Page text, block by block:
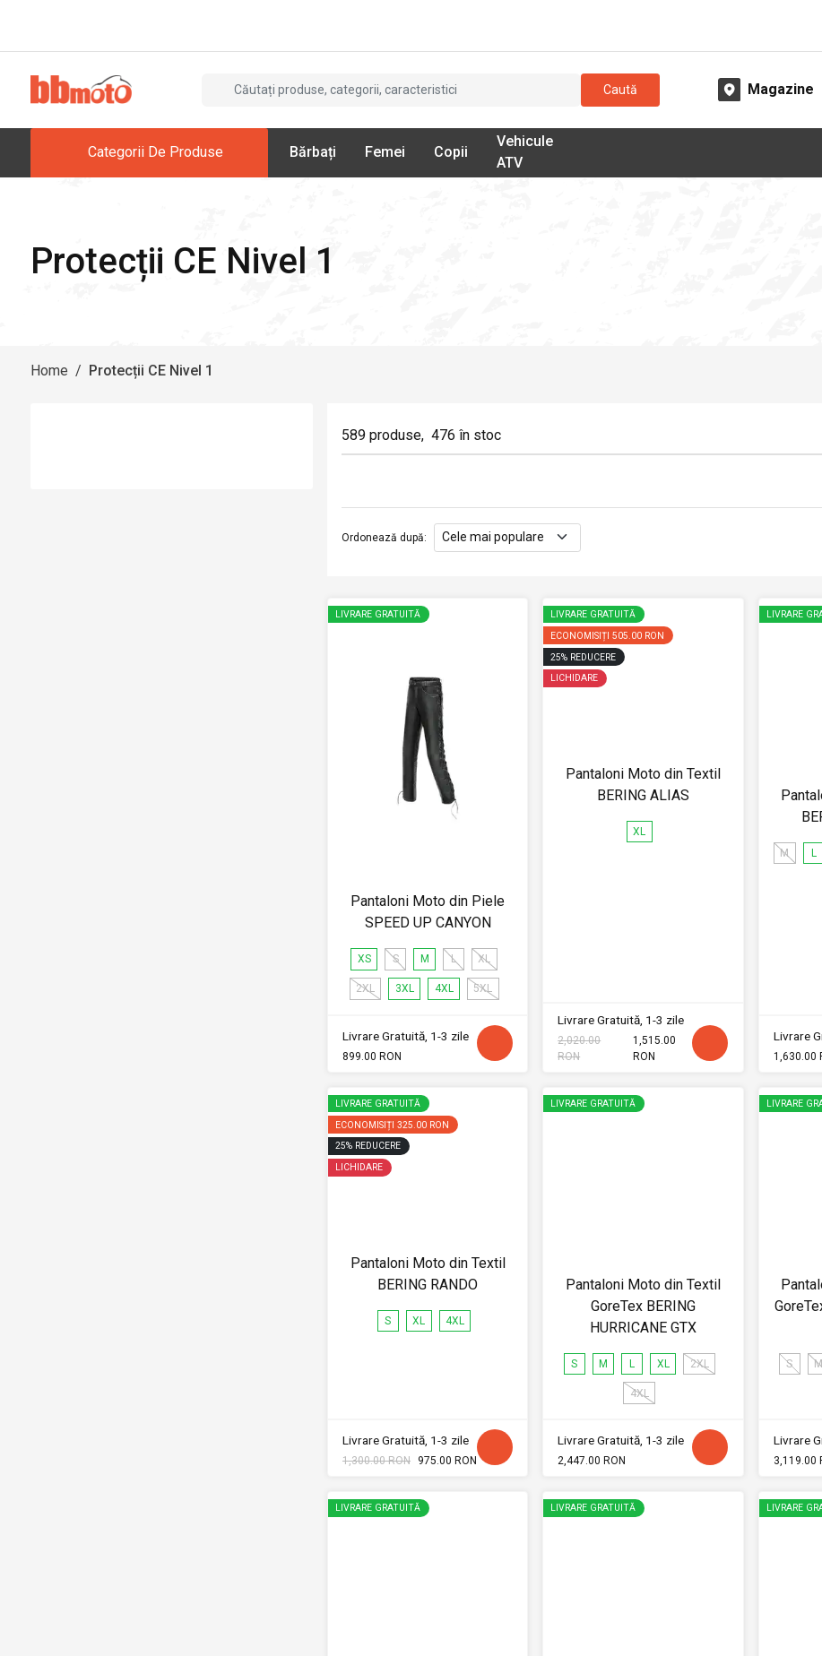
Caută Magazine
Categorii De Produse Bărbați Femei Copii
Vehicule
ATV
Protecții CE Nivel 1
Home / Protecții CE Nivel 1
589 produse, 476 în stoc
Ordonează după:
LIVRARE GRATUITĂ
Pantaloni Moto din Piele
SPEED UP CANYON
XS S M L XL
2XL 3XL 4XL 5XL
Livrare Gratuită, 1-3 zile
899.00 RON
LIVRARE GRATUITĂ
ECONOMISIȚI 505.00 RON
25% REDUCERE
LICHIDARE
Pantaloni Moto din Textil
BERING ALIAS
XL
Livrare Gratuită, 1-3 zile
2,020.00
RON
1,515.00
RON
LIVRARE
M L
Livrare
1,630.00
LIVRARE GRATUITĂ
ECONOMISIȚI 325.00 RON
25% REDUCERE
LICHIDARE
Pantaloni Moto din Textil
BERING RANDO
S XL 4XL
Livrare Gratuită, 1-3 zile
1,300.00 RON 975.00 RON
LIVRARE GRATUITĂ
Pantaloni Moto din Textil
GoreTex BERING
HURRICANE GTX
S M L XL 2XL
4XL
Livrare Gratuită, 1-3 zile
2,447.00 RON
LIVRARE
S M
Livrare
3,119.00
LIVRARE GRATUITĂ LIVRARE GRATUITĂ LIVRARE